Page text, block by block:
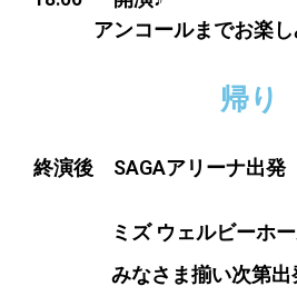
アンコールまでお楽し
帰り
終演後 SAGAアリーナ出発
ミズ ウェルビーホ
みなさま揃い次第出